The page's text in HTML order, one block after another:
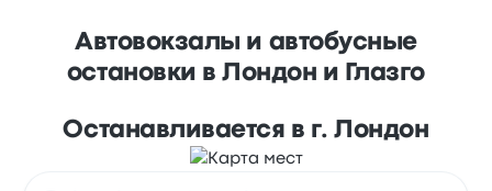
Автовокзалы и автобусные
остановки в Лондон и Глазго
Останавливается в г. Лондон